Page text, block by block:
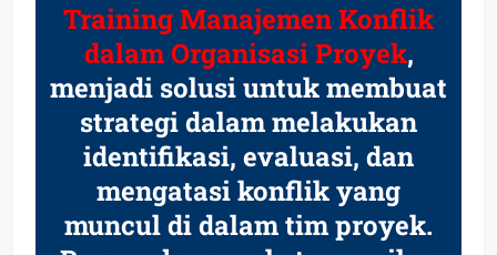
Training Manajemen Konflik
dalam Organisasi Proyek,
menjadi solusi untuk membuat
strategi dalam melakukan
identifikasi, evaluasi, dan
mengatasi konflik yang
muncul di dalam tim proyek.